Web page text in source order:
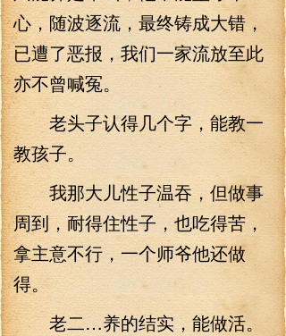
心，随波逐流，最终铸成大错，
已遭了恶报，我们一家流放至此
亦不曾喊冤。
老头子认得几个字，能教一
教孩子。
我那大儿性子温吞，但做事
周到，耐得住性子，也吃得苦，
拿主意不行，一个师爷他还做
得。
老二…养的结实，能做活。